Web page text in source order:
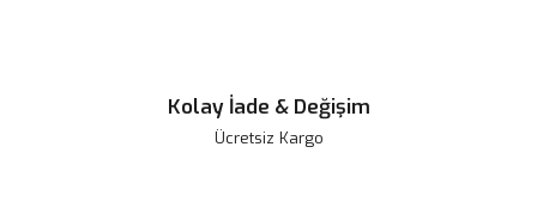
Kolay İade & Değişim
Ücretsiz Kargo